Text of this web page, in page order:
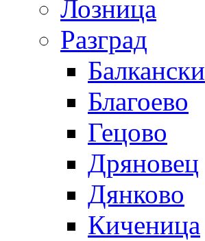
Лозница
Разград
Балкански
Благоево
Гецово
Дряновец
Дянково
Киченица